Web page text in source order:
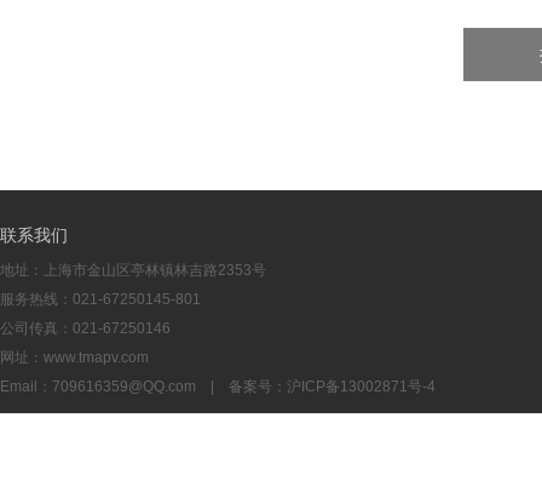
联系我们
地址：上海市金山区亭林镇林吉路2353号
服务热线：021-67250145-801
公司传真：021-67250146
网址：www.tmapv.com
Email： 709616359@QQ.com | 备案号： 沪ICP备13002871号-4